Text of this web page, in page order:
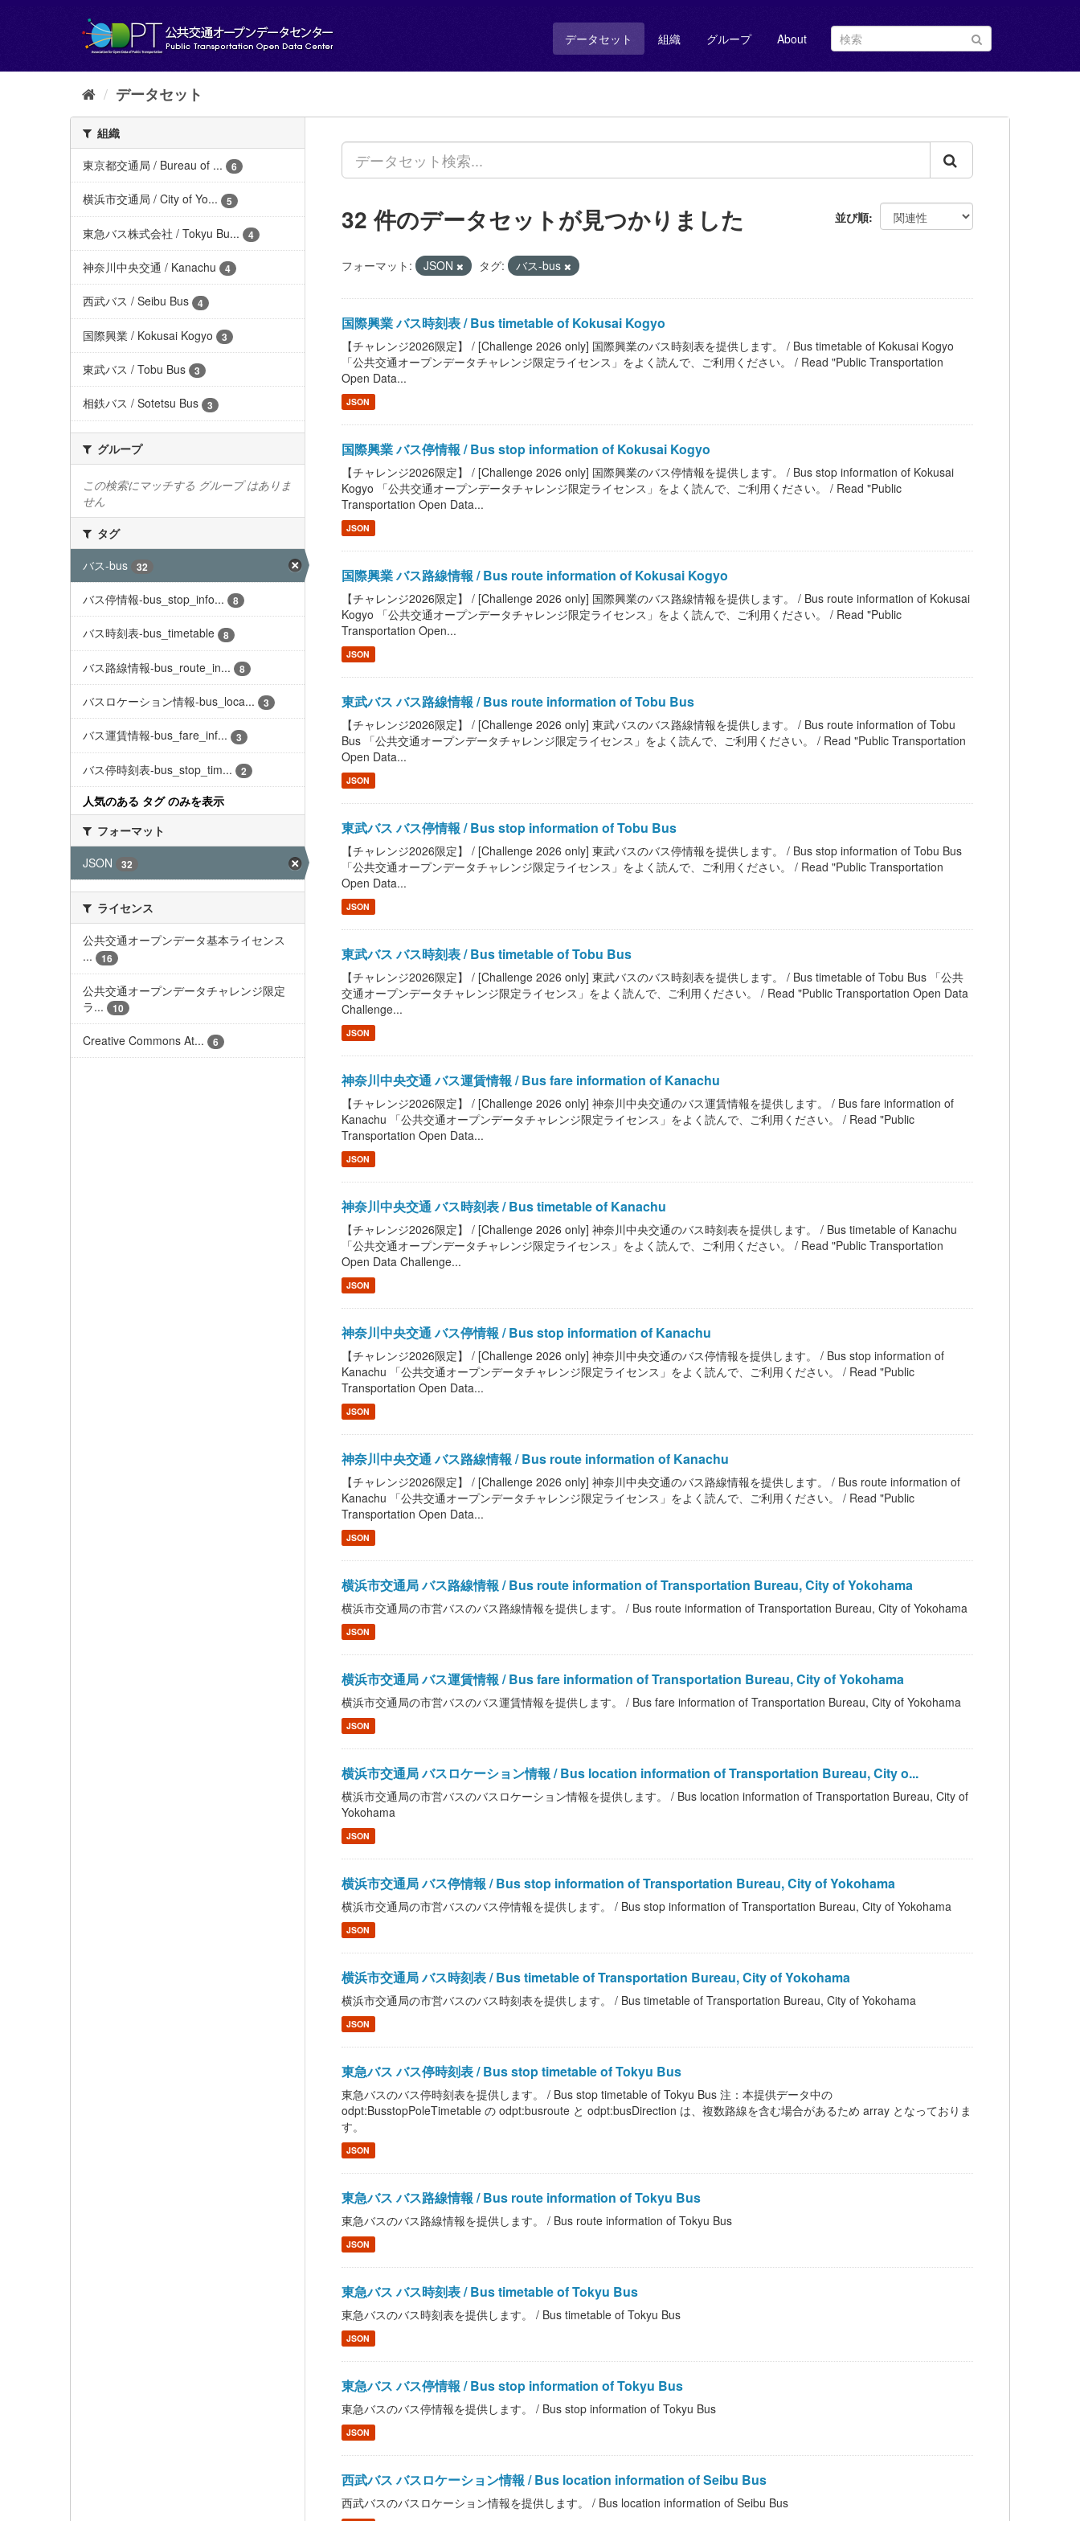
し
データセット 組織 グループ About
データセット
組織
東京都交通局 / Bureau of ...
6
横浜市交通局 / City of Yo... 5
東急バス株式会社 / Tokyu Bu... 4
神奈川中央交通 / Kanachu 4
西武バス / Seibu Bus 4
国際興業 / Kokusai Kogyo 3
東武バス / Tobu Bus 3
相鉄バス / Sotetsu Bus 3
グループ
この検索にマッチする グループ はありま
せん
タグ
バス-bus
32
バス停情報-bus_stop_info... 8
バス時刻表-bus_timetable 8
バス路線情報-bus_route_in... 8
バスロケーション情報-bus_loca... 3
バス運賃情報-bus_fare_inf... 3
バス停時刻表-bus_stop_tim... 2
人気のある タグ のみを表示
フォーマット
JSON
32
ライセンス
公共交通オープンデータ基本ライセンス
...
16
公共交通オープンデータチャレンジ限定
ラ...
10
Creative Commons At... 6
並び順
32 件のデータセットが見つかりました
フォーマット: JSON タグ: バス-bus
国際興業 バス時刻表 / Bus timetable of Kokusai Kogyo
【チャレンジ2026限定】 / [Challenge 2026 only] 国際興業のバス時刻表を提供します。 / Bus timetable of Kokusai Kogyo
「公共交通オープンデータチャレンジ限定ライセンス」をよく読んで、ご利用ください。 / Read "Public Transportation
Open Data...
JSON
国際興業 バス停情報 / Bus stop information of Kokusai Kogyo
【チャレンジ2026限定】 / [Challenge 2026 only] 国際興業のバス停情報を提供します。 / Bus stop information of Kokusai
Kogyo 「公共交通オープンデータチャレンジ限定ライセンス」をよく読んで、ご利用ください。 / Read "Public
Transportation Open Data...
JSON
国際興業 バス路線情報 / Bus route information of Kokusai Kogyo
【チャレンジ2026限定】 / [Challenge 2026 only] 国際興業のバス路線情報を提供します。 / Bus route information of Kokusai
Kogyo 「公共交通オープンデータチャレンジ限定ライセンス」をよく読んで、ご利用ください。 / Read "Public
Transportation Open...
JSON
東武バス バス路線情報 / Bus route information of Tobu Bus
【チャレンジ2026限定】 / [Challenge 2026 only] 東武バスのバス路線情報を提供します。 / Bus route information of Tobu
Bus 「公共交通オープンデータチャレンジ限定ライセンス」をよく読んで、ご利用ください。 / Read "Public Transportation
Open Data...
JSON
東武バス バス停情報 / Bus stop information of Tobu Bus
【チャレンジ2026限定】 / [Challenge 2026 only] 東武バスのバス停情報を提供します。 / Bus stop information of Tobu Bus
「公共交通オープンデータチャレンジ限定ライセンス」をよく読んで、ご利用ください。 / Read "Public Transportation
Open Data...
JSON
東武バス バス時刻表 / Bus timetable of Tobu Bus
【チャレンジ2026限定】 / [Challenge 2026 only] 東武バスのバス時刻表を提供します。 / Bus timetable of Tobu Bus 「公共
交通オープンデータチャレンジ限定ライセンス」をよく読んで、ご利用ください。 / Read "Public Transportation Open Data
Challenge...
JSON
神奈川中央交通 バス運賃情報 / Bus fare information of Kanachu
【チャレンジ2026限定】 / [Challenge 2026 only] 神奈川中央交通のバス運賃情報を提供します。 / Bus fare information of
Kanachu 「公共交通オープンデータチャレンジ限定ライセンス」をよく読んで、ご利用ください。 / Read "Public
Transportation Open Data...
JSON
神奈川中央交通 バス時刻表 / Bus timetable of Kanachu
【チャレンジ2026限定】 / [Challenge 2026 only] 神奈川中央交通のバス時刻表を提供します。 / Bus timetable of Kanachu
「公共交通オープンデータチャレンジ限定ライセンス」をよく読んで、ご利用ください。 / Read "Public Transportation
Open Data Challenge...
JSON
神奈川中央交通 バス停情報 / Bus stop information of Kanachu
【チャレンジ2026限定】 / [Challenge 2026 only] 神奈川中央交通のバス停情報を提供します。 / Bus stop information of
Kanachu 「公共交通オープンデータチャレンジ限定ライセンス」をよく読んで、ご利用ください。 / Read "Public
Transportation Open Data...
JSON
神奈川中央交通 バス路線情報 / Bus route information of Kanachu
【チャレンジ2026限定】 / [Challenge 2026 only] 神奈川中央交通のバス路線情報を提供します。 / Bus route information of
Kanachu 「公共交通オープンデータチャレンジ限定ライセンス」をよく読んで、ご利用ください。 / Read "Public
Transportation Open Data...
JSON
横浜市交通局 バス路線情報 / Bus route information of Transportation Bureau, City of Yokohama
横浜市交通局の市営バスのバス路線情報を提供します。 / Bus route information of Transportation Bureau, City of Yokohama
JSON
横浜市交通局 バス運賃情報 / Bus fare information of Transportation Bureau, City of Yokohama
横浜市交通局の市営バスのバス運賃情報を提供します。 / Bus fare information of Transportation Bureau, City of Yokohama
JSON
横浜市交通局 バスロケーション情報 / Bus location information of Transportation Bureau, City o...
横浜市交通局の市営バスのバスロケーション情報を提供します。 / Bus location information of Transportation Bureau, City of
Yokohama
JSON
横浜市交通局 バス停情報 / Bus stop information of Transportation Bureau, City of Yokohama
横浜市交通局の市営バスのバス停情報を提供します。 / Bus stop information of Transportation Bureau, City of Yokohama
JSON
横浜市交通局 バス時刻表 / Bus timetable of Transportation Bureau, City of Yokohama
横浜市交通局の市営バスのバス時刻表を提供します。 / Bus timetable of Transportation Bureau, City of Yokohama
JSON
東急バス バス停時刻表 / Bus stop timetable of Tokyu Bus
東急バスのバス停時刻表を提供します。 / Bus stop timetable of Tokyu Bus 注：本提供データ中の
odpt:BusstopPoleTimetable の odpt:busroute と odpt:busDirection は、複数路線を含む場合があるため array となっておりま
す。
JSON
東急バス バス路線情報 / Bus route information of Tokyu Bus
東急バスのバス路線情報を提供します。 / Bus route information of Tokyu Bus
JSON
東急バス バス時刻表 / Bus timetable of Tokyu Bus
東急バスのバス時刻表を提供します。 / Bus timetable of Tokyu Bus
JSON
東急バス バス停情報 / Bus stop information of Tokyu Bus
東急バスのバス停情報を提供します。 / Bus stop information of Tokyu Bus
JSON
西武バス バスロケーション情報 / Bus location information of Seibu Bus
西武バスのバスロケーション情報を提供します。 / Bus location information of Seibu Bus